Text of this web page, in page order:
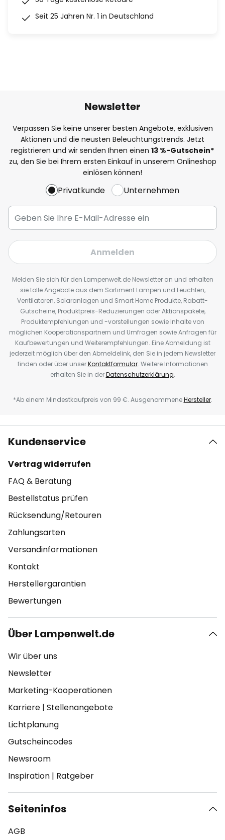
Seit 25 Jahren Nr. 1 in Deutschland
Newsletter
Verpassen Sie keine unserer besten Angebote, exklusiven
Aktionen und die neusten Beleuchtungstrends. Jetzt
registrieren und wir senden Ihnen einen 13 %-Gutschein*
zu, den Sie bei Ihrem ersten Einkauf in unserem Onlineshop
einlösen können!
Privatkunde Unternehmen
Anmelden
Melden Sie sich für den Lampenwelt.de Newsletter an und erhalten
sie tolle Angebote aus dem Sortiment Lampen und Leuchten,
Ventilatoren, Solaranlagen und Smart Home Produkte, Rabatt-
Gutscheine, Produktpreis-Reduzierungen oder Aktionspakete,
Produktempfehlungen und -vorstellungen sowie Inhalte von
möglichen Kooperationspartnern und Umfragen sowie Anfragen für
Kaufbewertungen und Weiterempfehlungen. Eine Abmeldung ist
jederzeit möglich über den Abmeldelink, den Sie in jedem Newsletter
finden oder über unserKontaktformular. Weitere Informationen
erhalten Sie in derDatenschutzerklärung.
*Ab einem Mindestkaufpreis von 99 €. AusgenommeneHersteller.
Kundenservice
Vertrag widerrufen
FAQ & Beratung
Bestellstatus prüfen
Rücksendung/Retouren
Zahlungsarten
Versandinformationen
Kontakt
Herstellergarantien
Bewertungen
Über Lampenwelt.de
Wir über uns
Newsletter
Marketing-Kooperationen
Karriere | Stellenangebote
Lichtplanung
Gutscheincodes
Newsroom
Inspiration | Ratgeber
Seiteninfos
AGB